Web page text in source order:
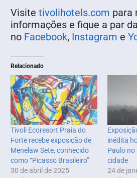
Visite tivolihotels.com para
informações e fique a par
no Facebook, Instagram e
Relacionado
Tivoli Ecoresort Praia do
Forte recebe exposição de
Menelaw Sete, conhecido
como “Picasso Brasileiro”
30 de abril de 2025
inédita
Paulo no
cidade
24 de